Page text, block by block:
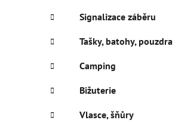
n
í
p
a
e
l
e Signalizace záběru
Tašky, batohy, pouzdra
Camping
Bižuterie
Vlasce, šňůry